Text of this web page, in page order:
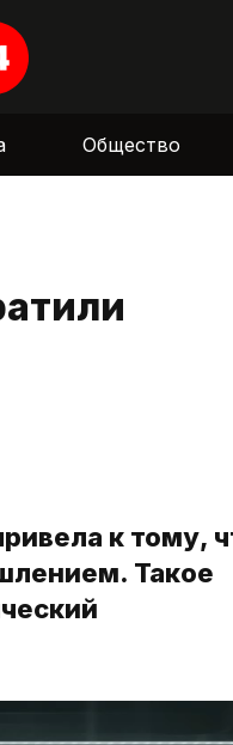
Общество
к тому,
Такое